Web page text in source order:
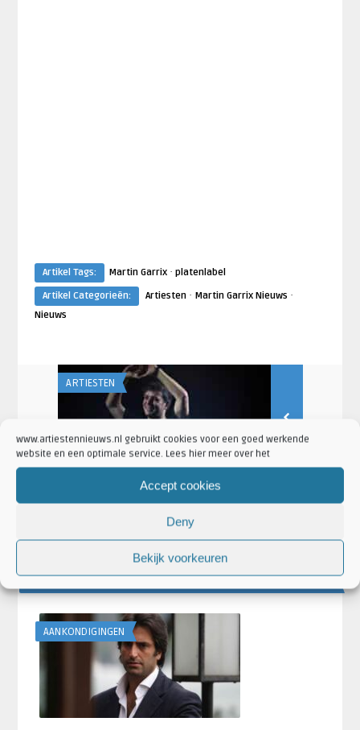
www.artiestennieuws.nl gebruikt cookies voor een goed werkende
website en een optimale service. Lees hier meer over het
Accept cookies
Deny
Bekijk voorkeuren
Artikel Tags: Martin Garrix· platenlabel
Artikel Categorieën:
Artiesten· Martin Garrix Nieuws ·
Nieuws
ARTIESTEN
Lisa van Dorrestein
DJ Martin Garrix is de rijkste BN’er
onder de 40 jaar
Lisa van
uit
AANKONDIGINGEN